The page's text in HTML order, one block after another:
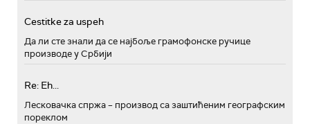
Cestitke za uspeh
Да ли сте знали да се најбоље грамофонске ручице
производе у Србији
Re: Eh...
Лесковачка спржа – производ са заштићеним географским
пореклом